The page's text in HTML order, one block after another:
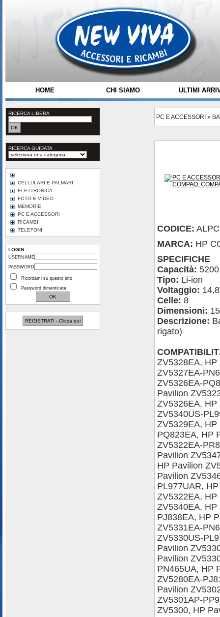
HOME CHI SIAMO ULTIMI
RICERCA LIBERA
RICERCA GUIDATA
CELLULARI E PALMARI
ELETTRONICA
FOTO E VIDEO
MEMORIE
PC E ACCESSORI
RICAMBI
TELEFONI
LOGIN
USERNAME
PASSWORD
Ricordami su questo sito
Password dimenticata
REGISTRATI - Clicca qui
PC E ACCESSORI »
CODICE:
MARCA: HP
SPECIFICHE
Capacità: 5200
Tipo: Li-ion
Voltaggio:
Celle: 8
Dimensioni:
Descrizione:
rigato)